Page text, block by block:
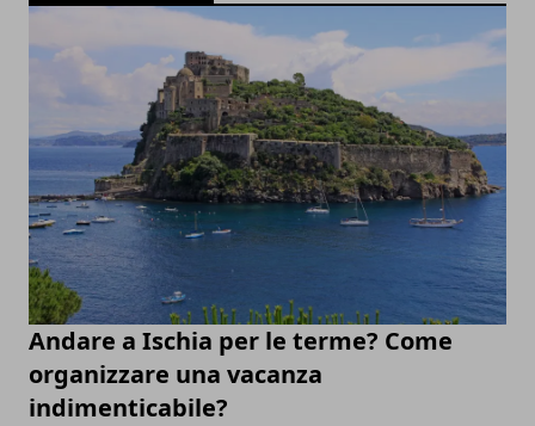
Andare a Ischia per le terme? Come
organizzare una vacanza
indimenticabile?